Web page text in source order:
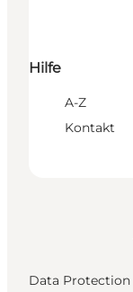
Hilfe
A-Z
Kontakt
Data Protection